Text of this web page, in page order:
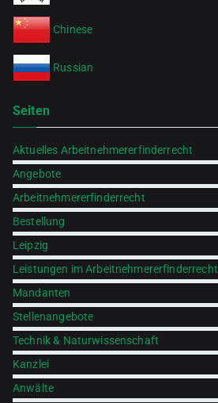
Chinese
Russian
Seiten
Aktuelles Arbeitnehmererfinderrecht
Angebote
Arbeitnehmererfinderrecht
Bestellung
Leipzig
Leistungen im Arbeitnehmererfinderrecht
Mandanten
Stellenangebote
Technik & Naturwissenschaft
Kanzlei
Anwälte